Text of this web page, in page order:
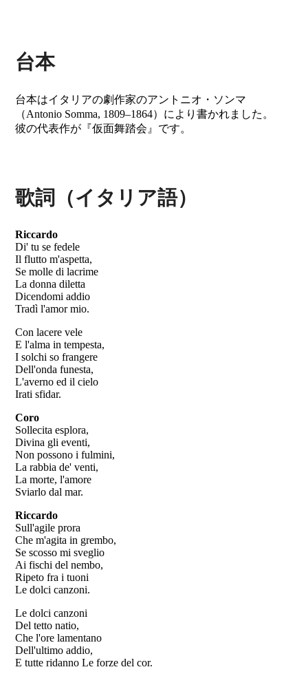
台本
台本はイタリアの劇作家のアントニオ・ソンマ
（Antonio Somma, 1809–1864）により書かれました。
彼の代表作が『仮面舞踏会』です。
歌詞（イタリア語）
Riccardo
Di' tu se fedele
Il flutto m'aspetta,
Se molle di lacrime
La donna diletta
Dicendomi addio
Tradì l'amor mio.
Con lacere vele
E l'alma in tempesta,
I solchi so frangere
Dell'onda funesta,
L'averno ed il cielo
Irati sfidar.
Coro
Sollecita esplora,
Divina gli eventi,
Non possono i fulmini,
La rabbia de' venti,
La morte, l'amore
Sviarlo dal mar.
Riccardo
Sull'agile prora
Che m'agita in grembo,
Se scosso mi sveglio
Ai fischi del nembo,
Ripeto fra i tuoni
Le dolci canzoni.
Le dolci canzoni
Del tetto natio,
Che l'ore lamentano
Dell'ultimo addio,
E tutte ridanno Le forze del cor.